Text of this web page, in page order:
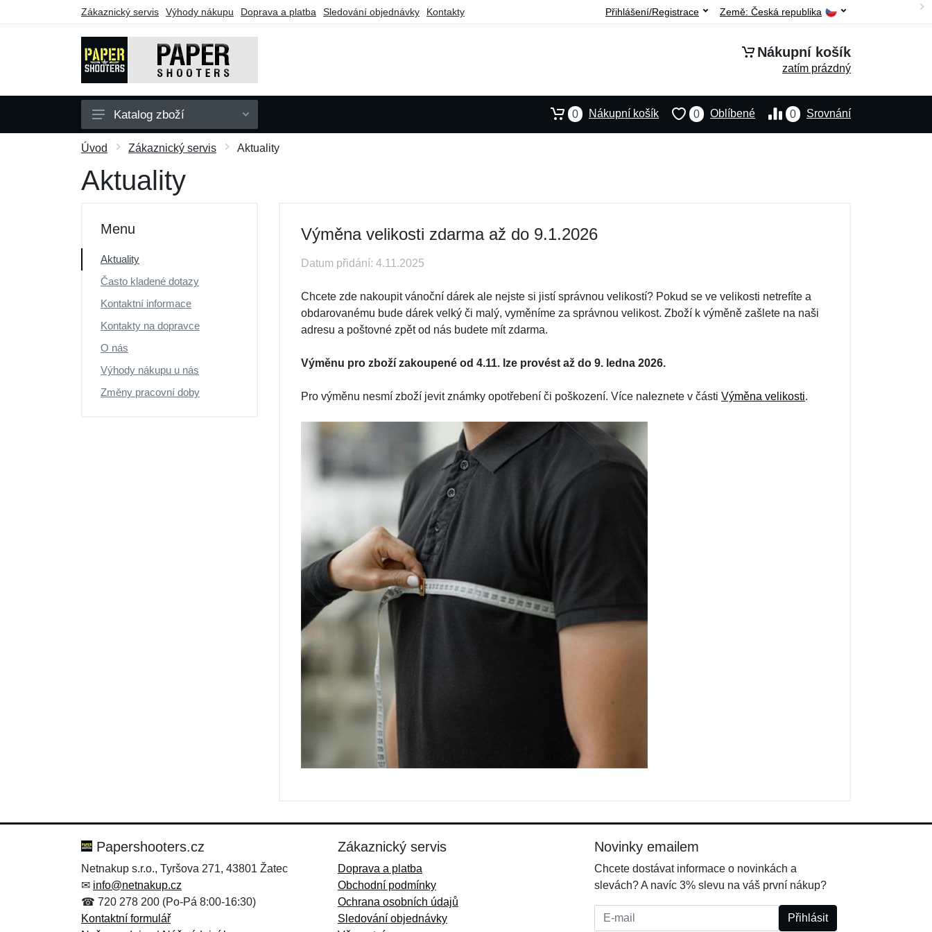
Zákaznický servis Výhody nákupu Doprava a platba Sledování objednávky Kontakty Země: Česká republika
Přihlášení/Registrace
Nákupní košík
zatím prázdný
Zbraně
Doplňky
Dárkové poukazy
Katalog zboží 0 Srovnání
0 Oblíbené
0 Nákupní košík
Úvod Zákaznický servis Aktuality
Aktuality
Menu
Aktuality
Často kladené dotazy
Kontaktní informace
Kontakty na dopravce
O nás
Výhody nákupu u nás
Změny pracovní doby
Výměna velikosti zdarma až do 9.1.2026
Datum přidání: 4.11.2025
Chcete zde nakoupit vánoční dárek ale nejste si jistí správnou velikostí? Pokud se ve velikosti netrefíte a
obdarovanému bude dárek velký či malý, vyměníme za správnou velikost. Zboží k výměně zašlete na naši
adresu a poštovné zpět od nás budete mít zdarma.
Výměnu pro zboží zakoupené od 4.11. lze provést až do 9. ledna 2026.
Pro výměnu nesmí zboží jevit známky opotřebení či poškození. Více naleznete v části Výměna velikosti.
Papershooters.cz
Netnakup s.r.o., Tyršova 271, 43801 Žatec
✉ info@netnakup.cz
☎ 720 278 200 (Po-Pá 8:00-16:30)
Kontaktní formulář
Zákaznický servis
Doprava a platba
Obchodní podmínky
Ochrana osobních údajů
Sledování objednávky
Novinky emailem
Chcete dostávat informace o novinkách a
slevách? A navíc 3% slevu na váš první nákup?
E-mail: Přihlásit